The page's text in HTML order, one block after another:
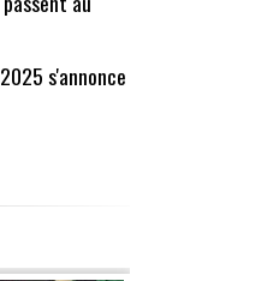
2025 s'annonce